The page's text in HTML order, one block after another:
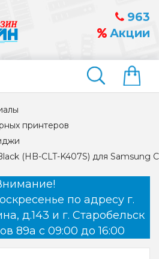
963
Акции
Найти
принтеров
(HB-CLT-K407S) для Samsung
по адресу г.
д.143 и г. Старобельск
89а с 09:00 до 16:00